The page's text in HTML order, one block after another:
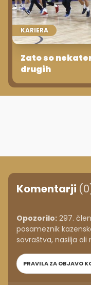
KARIERA
Zato so
drugih
Komentarji
Opozorilo: 297.
posameznik
sovraštva, nasilja ali
PRAVILA ZA OBJAVO